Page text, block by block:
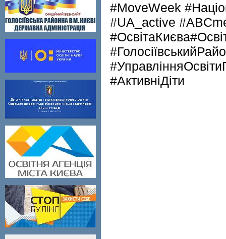
#MoveWeek
#UA_active
#АктивніДіти